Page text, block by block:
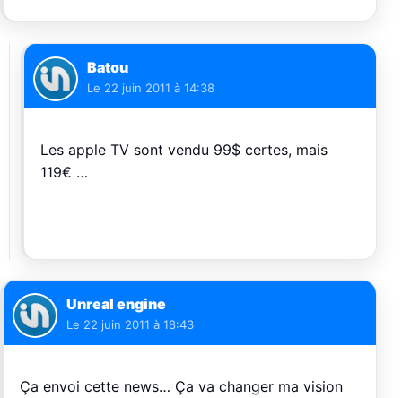
Batou
Le 22 juin 2011 à 14:38
Les apple TV sont vendu 99$ certes, mais
119€ …
Unreal engine
Le 22 juin 2011 à 18:43
Ça envoi cette news… Ça va changer ma vision